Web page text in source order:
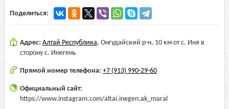
Поделиться:
Адрес: Алтай Республика, Онгудайский р-н, 10 км от с. Иня в
сторону с. Инегень
Прямой номер телефона: +7 (913) 990-29-60
Официальный сайт:
https://www.instagram.com/altai.inegen.ak_maral